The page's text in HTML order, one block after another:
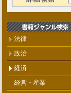
法律
政治
経済
経営・産業